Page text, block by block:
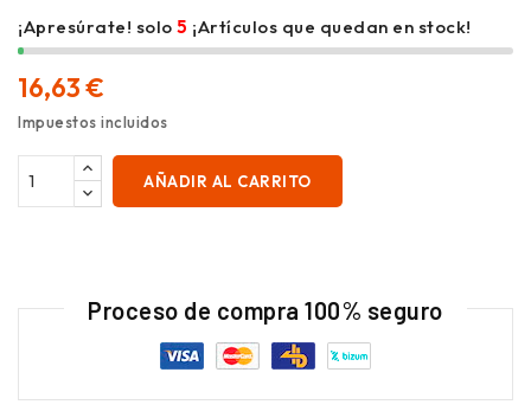
¡Apresúrate! solo 5 ¡Artículos que quedan en stock!
16,63 €
Impuestos incluidos
AÑADIR AL CARRITO
Proceso de compra 100% seguro